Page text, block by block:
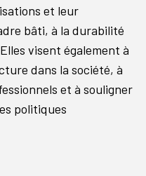
et leur
bâti, à la durabilité
visent également à
dans la société, à
et à souligner
politiques